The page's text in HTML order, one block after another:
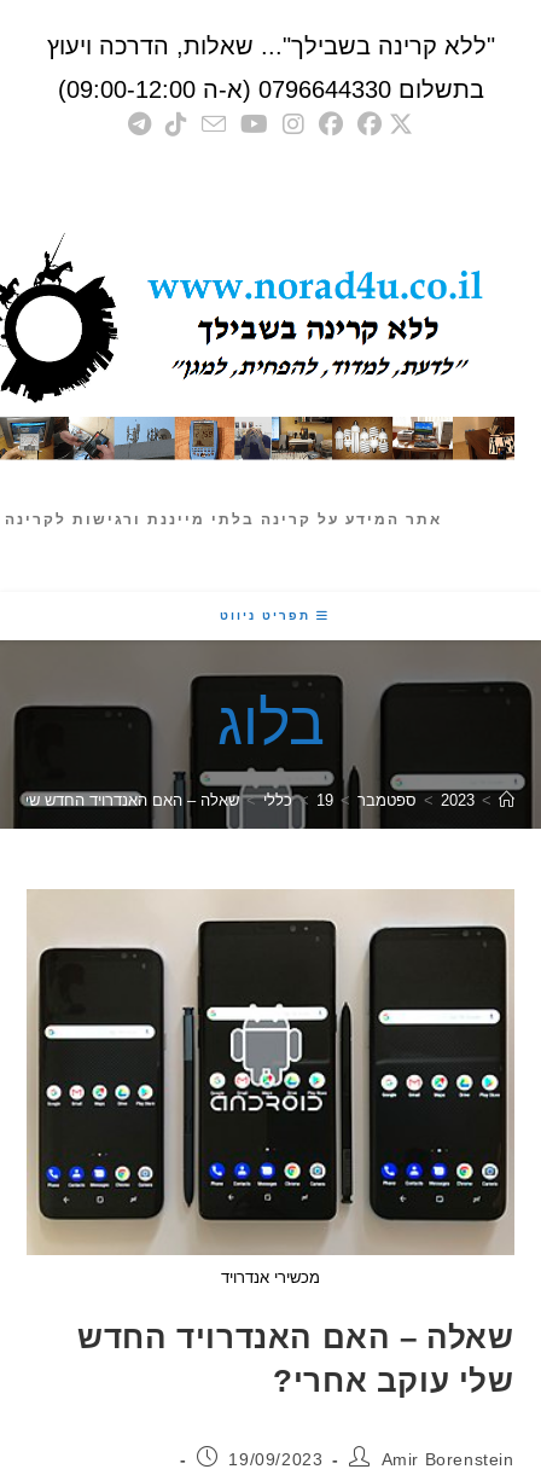
קרינה בשבילך"... שאלות, הדרכה ויעוץ
0796644330 (א-ה 09:00-12:00)
אתר המידע על קרינה בלתי מייננת ורגישות לקרינה
תפריט ניווט
בלוג
2023
> ספטמבר >
19
> כללי > שאלה – האם האנדרויד החדש שלי עוקב
מכשירי אנדרויד
– האם האנדרויד החדש
עוקב אחרי?
Amir פורסם:
19/09/2023